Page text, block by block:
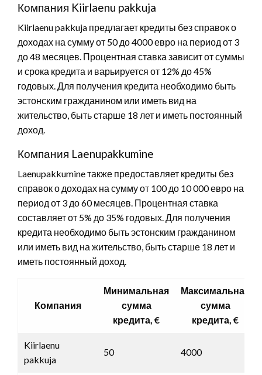
Компания Kiirlaenu pakkuja
Kiirlaenu pakkuja предлагает кредиты без справок о
доходах на сумму от 50 до 4000 евро на период от 3
до 48 месяцев. Процентная ставка зависит от суммы
и срока кредита и варьируется от 12% до 45%
годовых. Для получения кредита необходимо быть
эстонским гражданином или иметь вид на
жительство, быть старше 18 лет и иметь постоянный
доход.
Компания Laenupakkumine
Laenupakkumine также предоставляет кредиты без
справок о доходах на сумму от 100 до 10 000 евро на
период от 3 до 60 месяцев. Процентная ставка
составляет от 5% до 35% годовых. Для получения
кредита необходимо быть эстонским гражданином
или иметь вид на жительство, быть старше 18 лет и
иметь постоянный доход.
Компания
Минимальная
сумма
кредита, €
Максимальная
сумма
кредита, €
Kiirlaenu
pakkuja
50 4000